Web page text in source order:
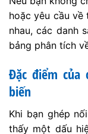
hoặc yêu cầu
nhau, các danh
bảng phân tích
Đặc điểm của
biến
Khi bạn ghép
thấy một dấu